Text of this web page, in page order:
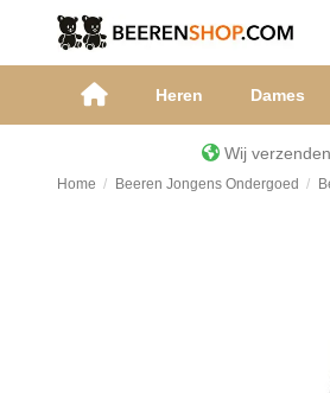
Heren Dames
Wij
Home Beeren Jongens Ondergoed